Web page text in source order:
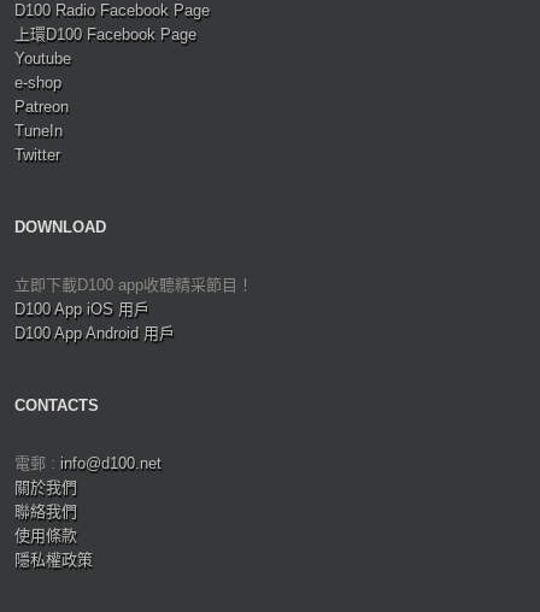
D100 Radio Facebook Page
上環D100 Facebook Page
Youtube
e-shop
Patreon
TuneIn
Twitter
DOWNLOAD
立即下載D100 app收聽精采節目！
D100 App iOS 用戶
D100 App Android 用戶
CONTACTS
電郵 : info@d100.net
關於我們
聯絡我們
使用條款
隱私權政策